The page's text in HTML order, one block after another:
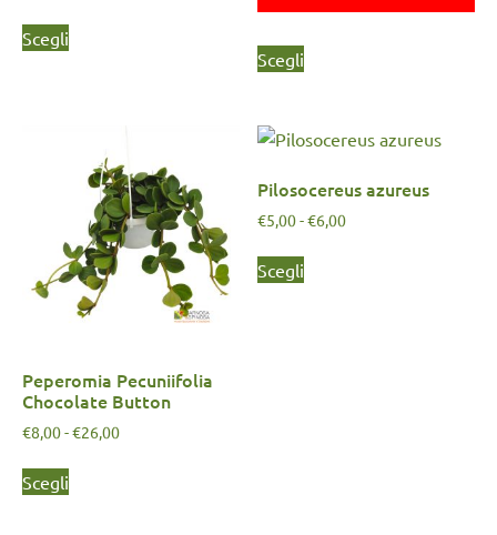
Scegli
Scegli
Peperomia Pecuniifolia
Chocolate Button
€8,00-€26,00
Scegli
Pilosocereus azureus
€5,00-€6,00
Scegli